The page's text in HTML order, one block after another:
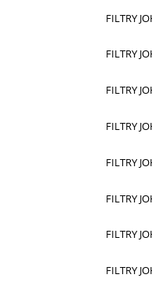
FILTRY
FILTRY
FILTRY
FILTRY
FILTRY
FILTRY
FILTRY
FILTRY